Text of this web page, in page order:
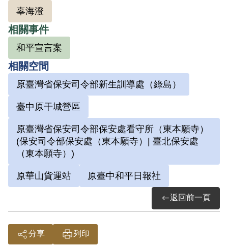
正。」但寄給《新生報》副刊主編歌雷的
油印稿，被正好來訪的上海《大公報》記
者看見，將其編寫成訊息發表於上海《大
公報》，尚未定稿的宣言草案曝光，當局
開始大舉逮捕。 據楊逵回憶，1949年被捕
後，先後被送臺灣省警備司令部保安處、
警務處陽明山招待所等處進行疲勞審訊，
審訊內容多為誘供有無參與共產黨組織，
最後因他堅不承認參與組織，僅認草擬
〈和平言言〉，當局只得排除組織關係。
當時是秘密審判，在場只有一個法官、檢
察官、書記官和警衛，審判完畢即送臺北
監獄服刑，1951年8月移送綠島新生訓導
處，編入高級班。先入第一大隊第五中
隊，負責《新生活壁報》和《新生月刊》
的寫作與編排，後又改編第二中隊，負責
辜海澄
相關事件
和平宣言案
相關空間
原臺灣省保安司令部新生訓導處（綠島）
臺中原干城營區
原臺灣省保安司令部保安處看守所（東本願寺）
(保安司令部保安處（東本願寺）| 臺北保安處
（東本願寺）)
原華山貨運站 原臺中和平日報社
返回前一頁
分享 列印